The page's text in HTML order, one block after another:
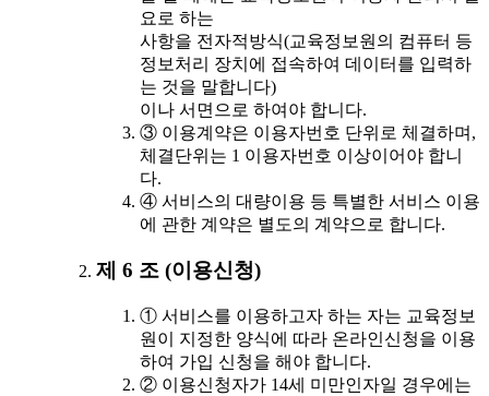
요로 하는
사항을 전자적방식(교육정보원의 컴퓨터 등
정보처리 장치에 접속하여 데이터를 입력하
는 것을 말합니다)
이나 서면으로 하여야 합니다.
③ 이용계약은 이용자번호 단위로 체결하며,
체결단위는 1 이용자번호 이상이어야 합니
다.
④ 서비스의 대량이용 등 특별한 서비스 이용
에 관한 계약은 별도의 계약으로 합니다.
제 6 조 (이용신청)
① 서비스를 이용하고자 하는 자는 교육정보
원이 지정한 양식에 따라 온라인신청을 이용
하여 가입 신청을 해야 합니다.
② 이용신청자가 14세 미만인자일 경우에는